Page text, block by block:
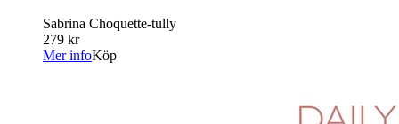
Sabrina Choquette-tully
279 kr
Mer infoKöp